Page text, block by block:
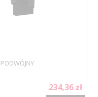
234,36 zł